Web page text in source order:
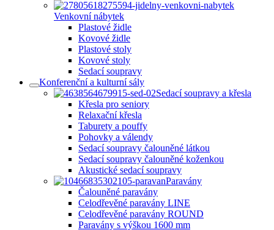
Venkovní nábytek
Plastové židle
Kovové židle
Plastové stoly
Kovové stoly
Sedací soupravy
Konferenční a kulturní sály
Sedací soupravy a křesla
Křesla pro seniory
Relaxační křesla
Taburety a pouffy
Pohovky a válendy
Sedací soupravy čalouněné látkou
Sedací soupravy čalouněné koženkou
Akustické sedací soupravy
Paravány
Čalouněné paravány
Celodřevěné paravány LINE
Celodřevěné paravány ROUND
Paravány s výškou 1600 mm